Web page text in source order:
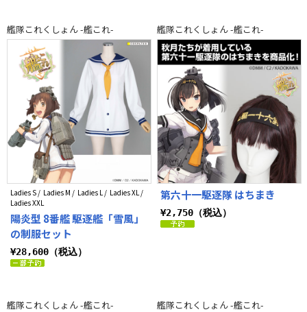
艦隊これくしょん -艦これ-
Ladies S / Ladies M / Ladies L / Ladies XL /
Ladies XXL
陽炎型 8番艦 駆逐艦「雪風」
の制服セット
¥28,600（税込）
艦隊これくしょん -艦これ-
第六十一駆逐隊 はちまき
¥2,750（税込）
艦隊これくしょん -艦これ- 艦隊これくしょん -艦これ-